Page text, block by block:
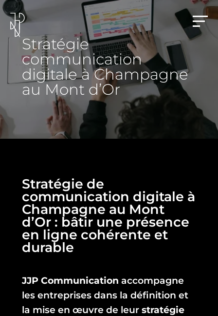
Stratégie
communication
digitale à Champagne
au Mont d’Or
Stratégie de
communication digitale à
Champagne au Mont
d’Or : bâtir une présence
en ligne cohérente et
durable
JJP Communication accompagne
les entreprises dans la définition et
la mise en œuvre de leur stratégie